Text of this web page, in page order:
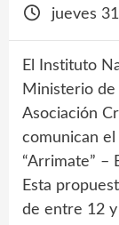
jueves
El Instituto
Ministerio de
Asociación
comunican
“Arrimate” –
Esta
de entre 12